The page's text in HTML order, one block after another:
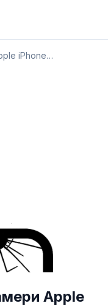
Apple iPhone 16 Pro Max
Apple